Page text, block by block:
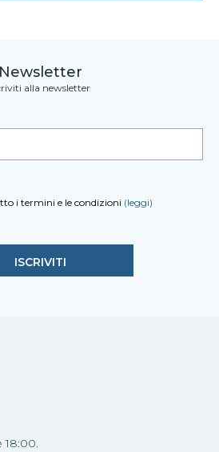
Newsletter
alla newsletter
i termini e le condizioni (leggi)
18:00.